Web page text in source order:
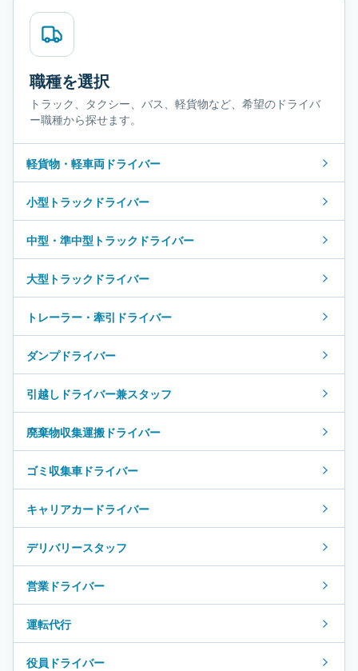
職種を選択
トラック、タクシー、バス、軽貨物など、希望のドライバ
ー職種から探せます。
軽貨物・軽車両ドライバー
小型トラックドライバー
中型・準中型トラックドライバー
大型トラックドライバー
トレーラー・牽引ドライバー
ダンプドライバー
引越しドライバー兼スタッフ
廃棄物収集運搬ドライバー
ゴミ収集車ドライバー
キャリアカードライバー
デリバリースタッフ
営業ドライバー
運転代行
役員ドライバー